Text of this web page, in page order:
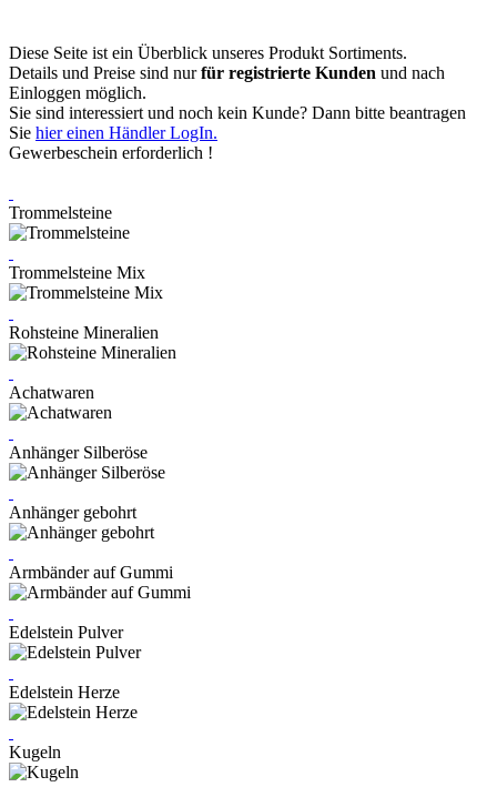
Diese Seite ist ein Überblick unseres Produkt Sortiments.
Details und Preise sind nurfür registrierte Kunden und nach
Einloggen möglich.
Sie sind interessiert und noch kein Kunde? Dann bitte beantragen
Sie hier einen Händler LogIn.
Gewerbeschein erforderlich !
Trommelsteine
Trommelsteine Mix
Rohsteine Mineralien
Achatwaren
Anhänger Silberöse
Anhänger gebohrt
Armbänder auf Gummi
Edelstein Pulver
Edelstein Herze
Kugeln